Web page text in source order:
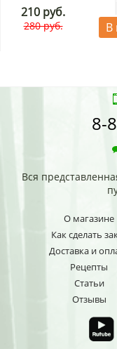
210 руб.
280 руб. В
8-
Вся
О магазине
Как сделать
Доставка и
Рецепты
Статьи
Отзывы